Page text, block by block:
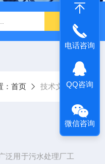
仪
首页 技术文章
泛用于污水处理厂工
电话咨询
QQ咨询
微信咨询